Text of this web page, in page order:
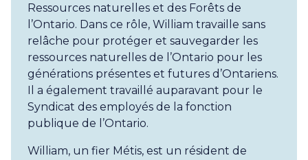
Ressources naturelles et des Forêts de
l’Ontario. Dans ce rôle, William travaille sans
relâche pour protéger et sauvegarder les
ressources naturelles de l’Ontario pour les
générations présentes et futures d’Ontariens.
Il a également travaillé auparavant pour le
Syndicat des employés de la fonction
publique de l’Ontario.
William, un fier Métis, est un résident de